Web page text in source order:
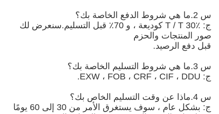
س 2.ما هي شروط الدفع الخاصة بك؟
ج: T / T 30٪ كوديعة ، و 70٪ قبل التسليم.سنعرض لك
صور المنتجات والحزم
قبل دفع الرصيد.
س 3.ما هي شروط التسليم الخاصة بك؟
ج: EXW ، FOB ، CRF ، CIF ، DDU.
س 4.ماذا عن وقت التسليم الخاص بك؟
ج: بشكل عام ، سوف يستغرق الأمر من 30 إلى 60 يومًا